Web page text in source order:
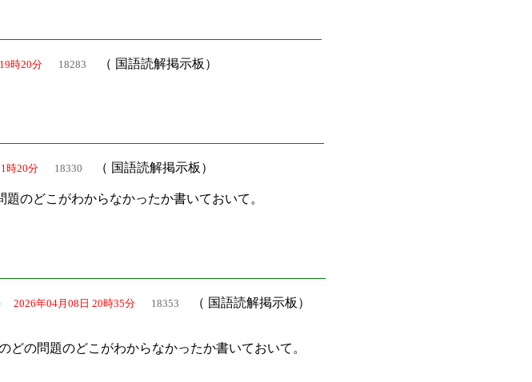
時20分 18283 （ 国語読解掲示板）
時20分 18330 （ 国語読解掲示板）
のどこがわからなかったか書いておいて。
2026年04月08日 20時35分 18353 （ 国語読解掲示板）
の問題のどこがわからなかったか書いておいて。